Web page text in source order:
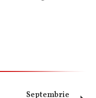
Septembrie